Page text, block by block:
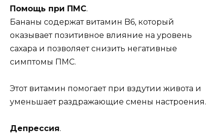
Помощь при ПМС.
Бананы содержат витамин B6, который
оказывает позитивное влияние на уровень
сахара и позволяет снизить негативные
симптомы ПМС.
Этот витамин помогает при вздутии живота и
уменьшает раздражающие смены настроения.
Депрессия.